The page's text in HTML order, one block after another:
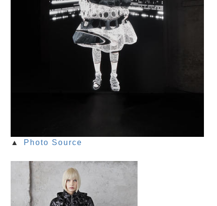
▲ Photo Source